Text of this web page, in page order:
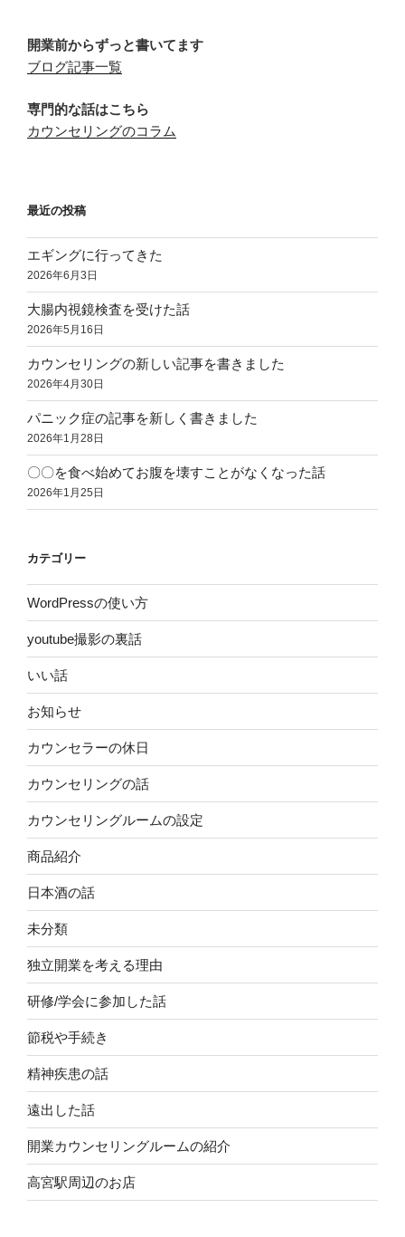
開業前からずっと書いてます
ブログ記事一覧
専門的な話はこちら
カウンセリングのコラム
最近の投稿
エギングに行ってきた
2026年6月3日
大腸内視鏡検査を受けた話
2026年5月16日
カウンセリングの新しい記事を書きました
2026年4月30日
パニック症の記事を新しく書きました
2026年1月28日
〇〇を食べ始めてお腹を壊すことがなくなった話
2026年1月25日
カテゴリー
WordPressの使い方
youtube撮影の裏話
いい話
お知らせ
カウンセラーの休日
カウンセリングの話
カウンセリングルームの設定
商品紹介
日本酒の話
未分類
独立開業を考える理由
研修/学会に参加した話
節税や手続き
精神疾患の話
遠出した話
開業カウンセリングルームの紹介
高宮駅周辺のお店